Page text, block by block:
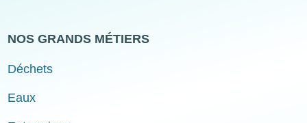
NOS GRANDS MÉTIERS
Déchets
Eaux